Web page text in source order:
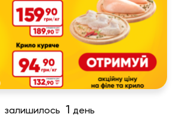
залишилось 1 день